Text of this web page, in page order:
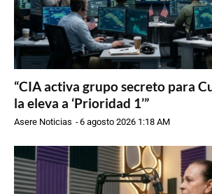
“CIA activa grupo secreto para
la eleva a ‘Prioridad 1’”
Asere Noticias -6 agosto 2026 1:18 AM